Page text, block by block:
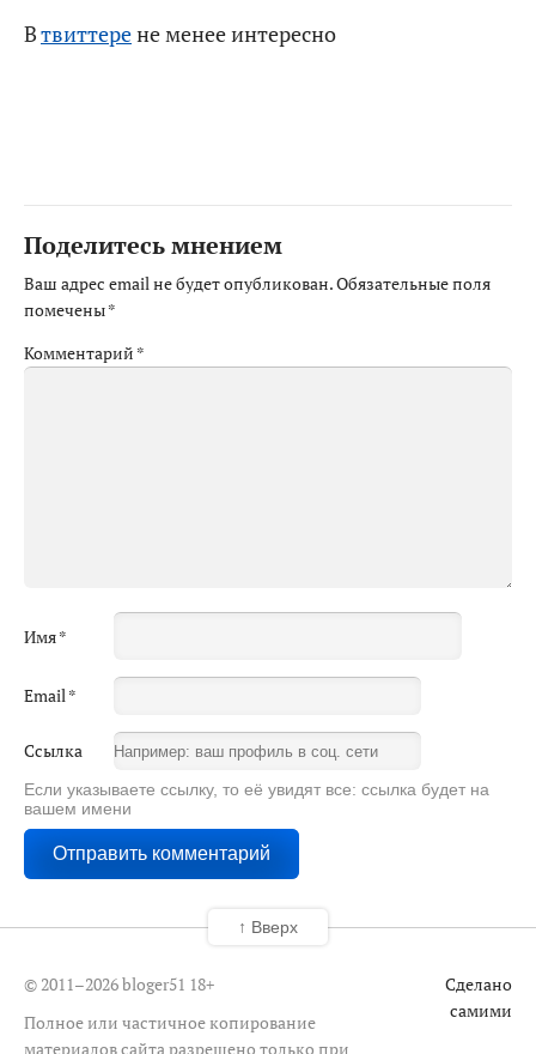
Втвиттерене менее интересно
Поделитесь мнением
Ваш адрес email не будет опубликован.Обязательные поля
помечены*
Комментарий *
Имя*
Email*
Ссылка
Если указываете ссылку, то её увидят все: ссылка будет на
вашем имени
© 2011–2026 bloger51 18+
Полное или частичное копирование
материалов сайта разрешено только при
Сделано
самими
↑ Вверх